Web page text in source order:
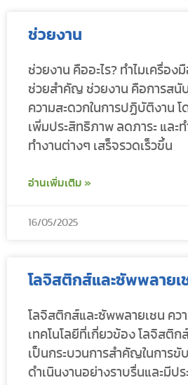
ช่วยงาน
ช่วยงาน คืออะไร? ทำไมเครื่อง
ช่วยสำคัญ ช่วยงาน คือการสนั
ความสะดวกในการปฏิบัติงาน โ
เพิ่มประสิทธิภาพ ลดภาระ และท
ทำงานต่างๆ เสร็จรวดเร็วขึ้น
อ่านเพิ่มเติม »
16/05/2025
โลจิสติกส์และซัพพลายเ
โลจิสติกส์และซัพพลายเชน คว
เทคโนโลยีที่เกี่ยวข้อง โลจิสติ
เป็นกระบวนการสำคัญในการขั
ดำเนินงานอย่างราบรื่นและมีป